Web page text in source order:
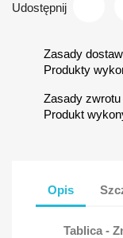
Udostępnij
Zasady
Produkty
Zasady zwrotu
Produkt
Opis
Tablica -